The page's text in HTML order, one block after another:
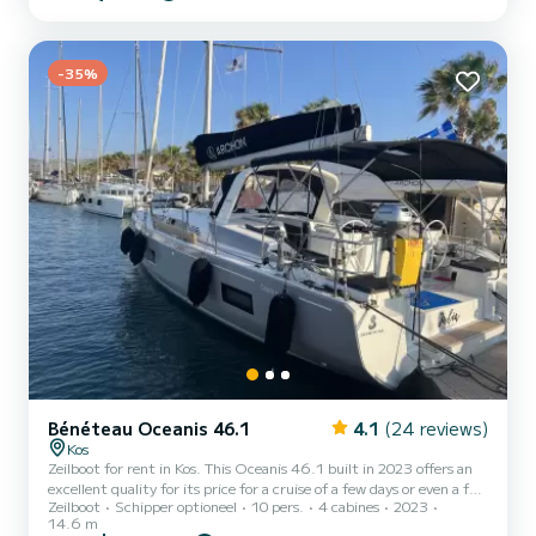
Furling genua. Het beschikt over de volgende...
-35%
Bénéteau Oceanis 46.1 4.1 (24 reviews)
Kos
Zeilboot for rent in Kos. This Oceanis 46.1 built in 2023 offers an
excellent quality for its price for a cruise of a few days or even a few
weeks. The boat has 4 cabins with all comfort and a capacity of 10
people. With an overall length of 15 meters, it will be your best ally
Zeilboot Schipper optioneel 10 pers. 4 cabines
2023
14.6 m